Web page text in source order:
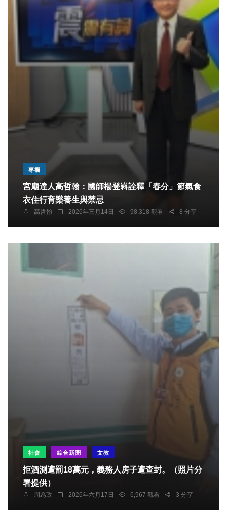
專欄
宮廟達人高哲翰：國師楊登嵙詮釋「春分」節氣食
衣住行育樂養生與禁忌
高哲翰 2026年三月14日 98,318 觀看 8 分享
社會 綜合新聞 文教
拒酒測遭罰18萬元，義務人房子遭查封。（照片分
署提供）
周為政 2026年六月17日 6,967 觀看 3 分享